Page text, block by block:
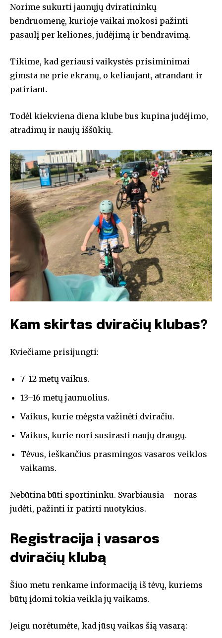
Prisijunkite prie mūsų
PRENUMERATŲ bendruomenės ir
Norėdami užsiprenumeruoti, tiesiog įveskite savo el. pašto
adresą mūsų svetainėje arba spustelėkite žemiau esantį
mygtuką „Prenumeruoti“. Nesijaudinkite, mes gerbiame jūsų
privatumą ir nesiunčiame šlamšto į jūsų pašto dėžutę. Jūsų
informacija pas mus saugi.
PRENUMERUOTI
Aš perskaičiau ir sutinku su Privatumo politika.
Pasekėjai
Norime sukurti jaunųjų dviratininkų
bendruomenę, kurioje vaikai mokosi pažinti
pasaulį per keliones, judėjimą ir bendravimą.
Tikime, kad geriausi vaikystės prisiminimai
gimsta ne prie ekranų, o keliaujant, atrandant ir
patiriant.
Todėl kiekviena diena klube bus kupina judėjimo,
atradimų ir naujų iššūkių.
Kam skirtas dviračių klubas?
Kviečiame prisijungti:
7–12 metų vaikus.
13–16 metų jaunuolius.
Vaikus, kurie mėgsta važinėti dviračiu.
Vaikus, kurie nori susirasti naujų draugų.
Tėvus, ieškančius prasmingos vasaros veiklos
vaikams.
Nebūtina būti sportininku. Svarbiausia – noras
judėti, pažinti ir patirti nuotykius.
Registracija į vasaros
dviračių klubą
Šiuo metu renkame informaciją iš tėvų, kuriems
būtų įdomi tokia veikla jų vaikams.
Jeigu norėtumėte, kad jūsų vaikas šią vasarą: